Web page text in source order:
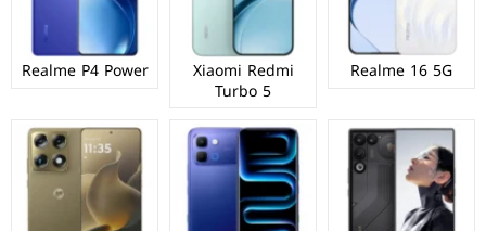
Realme 16 5G
Xiaomi Redmi
Turbo 5
Realme P4 Power